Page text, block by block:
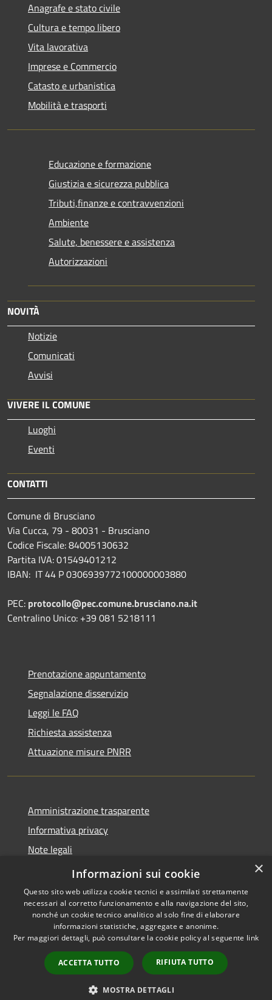
Anagrafe e stato civile
Cultura e tempo libero
Vita lavorativa
Imprese e Commercio
Catasto e urbanistica
Mobilità e trasporti
Educazione e formazione
Giustizia e sicurezza pubblica
Tributi,finanze e contravvenzioni
Ambiente
Salute, benessere e assistenza
Autorizzazioni
NOVITÀ
Notizie
Comunicati
Avvisi
VIVERE IL COMUNE
Luoghi
Eventi
CONTATTI
Comune di Brusciano
Via Cucca, 79 - 80031 - Brusciano
Codice Fiscale: 84005130632
Partita IVA: 01549401212
IBAN: IT 44 P 0306939772100000003880
PEC: protocollo@pec.comune.brusciano.na.it
Centralino Unico: +39 081 5218111
Prenotazione appuntamento
Segnalazione disservizio
Leggi le FAQ
Richiesta assistenza
Attuazione misure PNRR
Amministrazione trasparente
Informativa privacy
Note legali
Dichiarazione di accessibilità
Accessibilità
Copyright © 2026 • Comune di
Brusciano • Powered by
Municipium•
Accesso
redazione
×
Informazioni sui cookie
Questo sito web utilizza cookie tecnici e assimilati strettamente
necessari al corretto funzionamento e alla navigazione del sito,
nonché un cookie tecnico analitico al solo fine di elaborare
informazioni statistiche, aggregate e anonime.
Per maggiori dettagli, può consultare la cookie policy al seguente link
ACCETTA TUTTO RIFIUTA TUTTO
MOSTRA DETTAGLI